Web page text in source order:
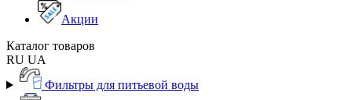
Акции
Каталог товаров
RU UA
Фильтры для питьевой воды